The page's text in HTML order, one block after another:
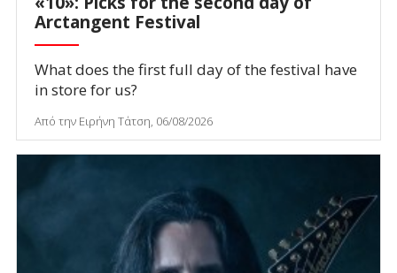
Arctangent Festival
What does the first full day of the festival have
in store for us?
Από την Ειρήνη Τάτση, 06/08/2026